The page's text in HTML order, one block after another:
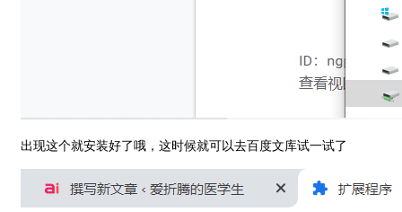
出现这个就安装好了哦，这时候就可以去百度文库试一试了